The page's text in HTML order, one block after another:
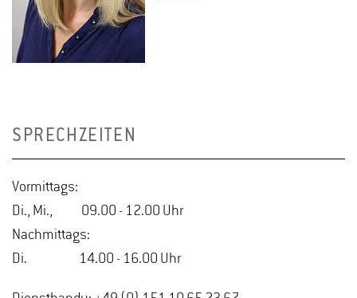
SPRECHZEITEN
Vormittags:
Di., Mi., 09.00 - 12.00 Uhr
Nachmittags:
Di. 14.00 - 16.00 Uhr